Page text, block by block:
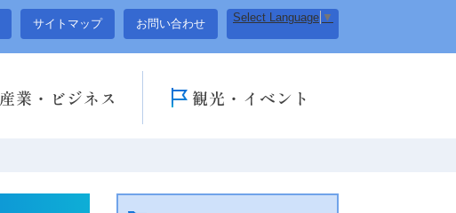
サイトマップ お問い合わせ Select Language ▼
産業・ビジネス 観光・イベント